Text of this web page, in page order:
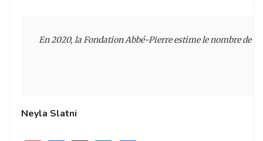
En 2020, la Fondation Abbé-Pierre estime le nombre de
Neyla Slatni